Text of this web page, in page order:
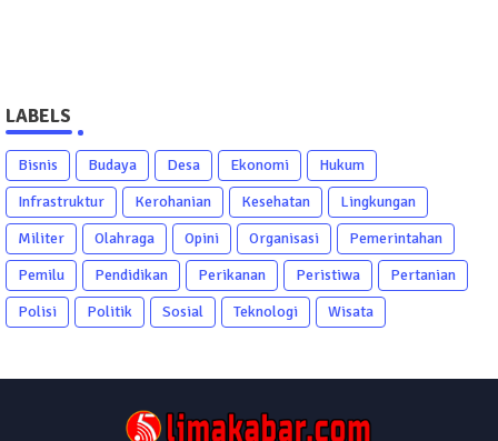
LABELS
Bisnis Budaya Desa Ekonomi
Hukum
Infrastruktur
Kerohanian Kesehatan
Lingkungan
Militer
Olahraga Opini Organisasi
Pemerintahan
Pemilu
Pendidikan Perikanan Peristiwa
Pertanian
Polisi
Politik Sosial Teknologi Wisata